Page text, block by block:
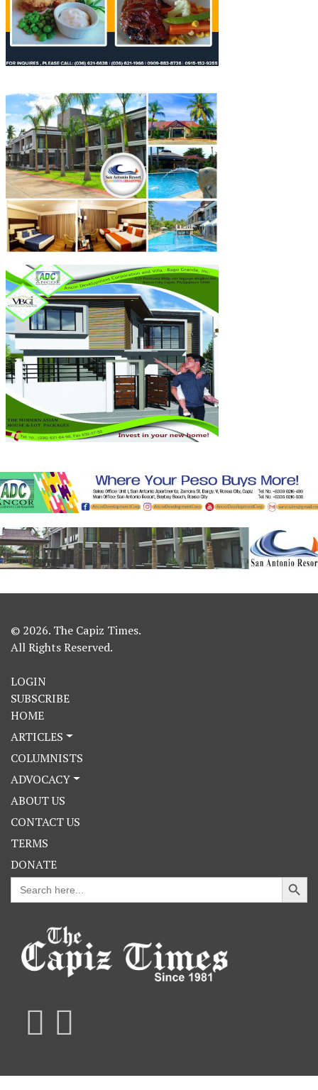
© 2026. The Capiz Times.
All Rights Reserved.
LOGIN
SUBSCRIBE
HOME
ARTICLES
COLUMNISTS
ADVOCACY
ABOUT US
CONTACT US
TERMS
DONATE
Search
for:
Search Button